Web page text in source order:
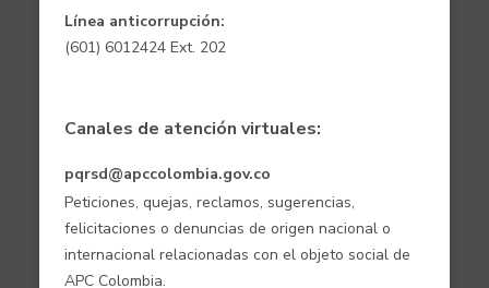
Línea anticorrupción:
(601) 6012424 Ext. 202
Canales de atención virtuales:
pqrsd@apccolombia.gov.co
Peticiones, quejas, reclamos, sugerencias,
felicitaciones o denuncias de origen nacional o
internacional relacionadas con el objeto social de
APC Colombia.